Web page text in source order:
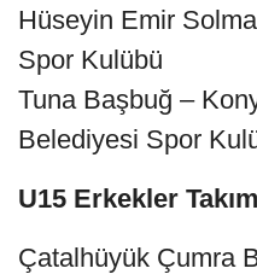
Hüseyin Emir
Spor Kulübü
Tuna Başbuğ –
Belediyesi Spor
U15 Erkekler
Çatalhüyük Çumra